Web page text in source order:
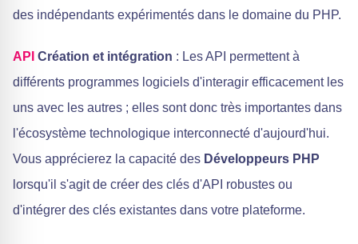
des indépendants expérimentés dans le domaine du PHP.
API Création et intégration : Les API permettent à
différents programmes logiciels d'interagir efficacement les
uns avec les autres ; elles sont donc très importantes dans
l'écosystème technologique interconnecté d'aujourd'hui.
Vous apprécierez la capacité des Développeurs PHP
lorsqu'il s'agit de créer des clés d'API robustes ou
d'intégrer des clés existantes dans votre plateforme.